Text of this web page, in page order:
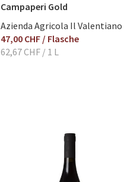
Campaperi Gold
Azienda Agricola Il Valentiano
47,00 CHF / Flasche
62,67 CHF/ 1 L